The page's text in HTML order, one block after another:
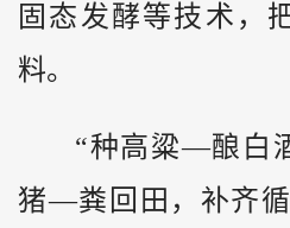
固态发酵等技术，
料。
“种高粱—酿白
猪—粪回田，补齐